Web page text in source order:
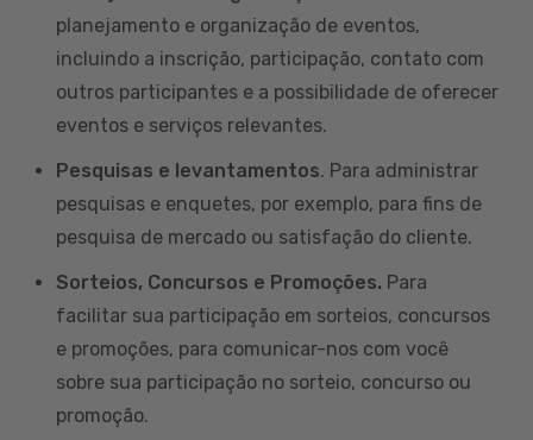
planejamento e organização de eventos,
incluindo a inscrição, participação, contato com
outros participantes e a possibilidade de oferecer
eventos e serviços relevantes.
Pesquisas e levantamentos. Para administrar
pesquisas e enquetes, por exemplo, para fins de
pesquisa de mercado ou satisfação do cliente.
Sorteios, Concursos e Promoções. Para
facilitar sua participação em sorteios, concursos
e promoções, para comunicar-nos com você
sobre sua participação no sorteio, concurso ou
promoção.